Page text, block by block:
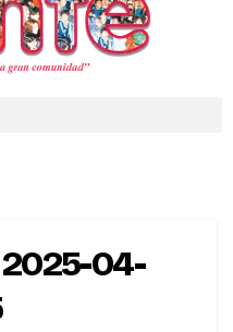
04-